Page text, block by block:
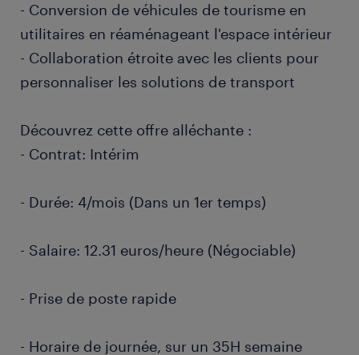
- Conversion de véhicules de tourisme en
utilitaires en réaménageant l'espace intérieur
- Collaboration étroite avec les clients pour
personnaliser les solutions de transport
Découvrez cette offre alléchante :
- Contrat: Intérim
- Durée: 4/mois (Dans un 1er temps)
- Salaire: 12.31 euros/heure (Négociable)
- Prise de poste rapide
- Horaire de journée, sur un 35H semaine